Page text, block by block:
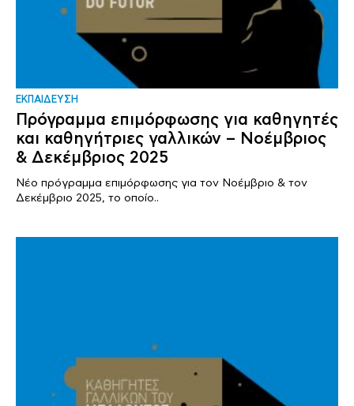
ΕΚΠΑΙΔΕΥΣΗ
Πρόγραμμα επιμόρφωσης για καθηγητές
και καθηγήτριες γαλλικών – Νοέμβριος
& Δεκέμβριος 2025
Νέο πρόγραμμα επιμόρφωσης για τον Νοέμβριο & τον
Δεκέμβριο 2025, το οποίο..